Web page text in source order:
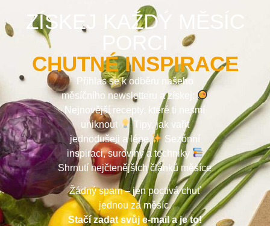
ZÍSKEJ KAŽDÝ MĚSÍC
CHUTNÉ INSPIRACE
Přihlas se k odběru našeho
měsíčního newsletteru a získej:
Nejnovější recepty, které ti nesmí
uniknout
Tipy, jak vařit
jednodušeji a lépe
Sezónní
inspiraci, suroviny a techniky
Shrnutí nejčtenějších článků měsíce
Žádný spam – jen poctivá chuť
jednou za měsíc.
Stačí zadat svůj e-mail a je to!